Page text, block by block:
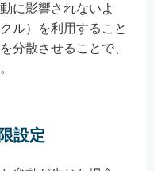
に影響されないよ
ル）を利用すること
分散させることで、
設定